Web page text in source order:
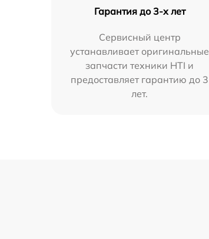
Гарантия до 3-х лет
Сервисный центр
устанавливает оригинальные
запчасти техники HTI и
предоставляет гарантию до 3
лет.